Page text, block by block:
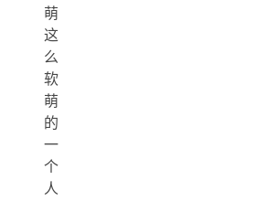
萌
这
么
软
萌
的
一
个
人